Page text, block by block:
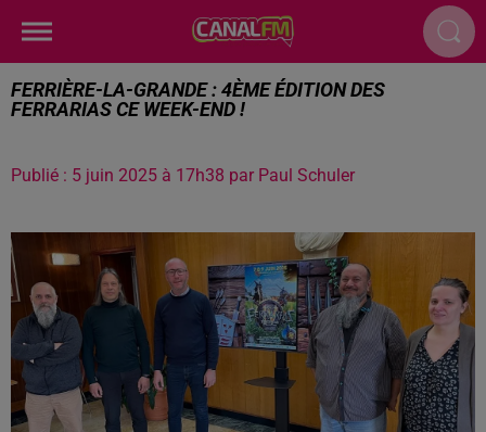
FERRIÈRE-LA-GRANDE : 4ÈME ÉDITION DES
FERRARIAS CE WEEK-END !
Publié : 5 juin 2025 à 17h38 par Paul Schuler